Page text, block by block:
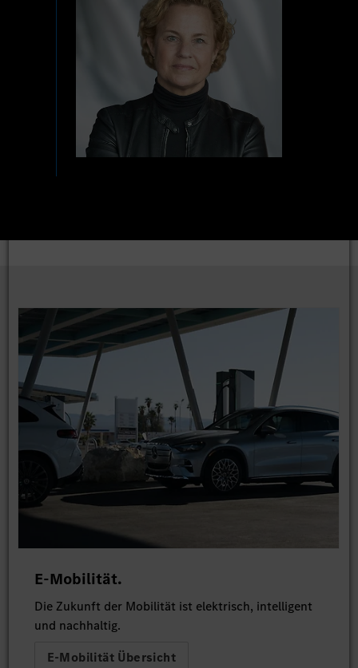
E-Mobilität.
Die Zukunft der Mobilität ist elektrisch, intelligent
und nachhaltig.
E-Mobilität Übersicht